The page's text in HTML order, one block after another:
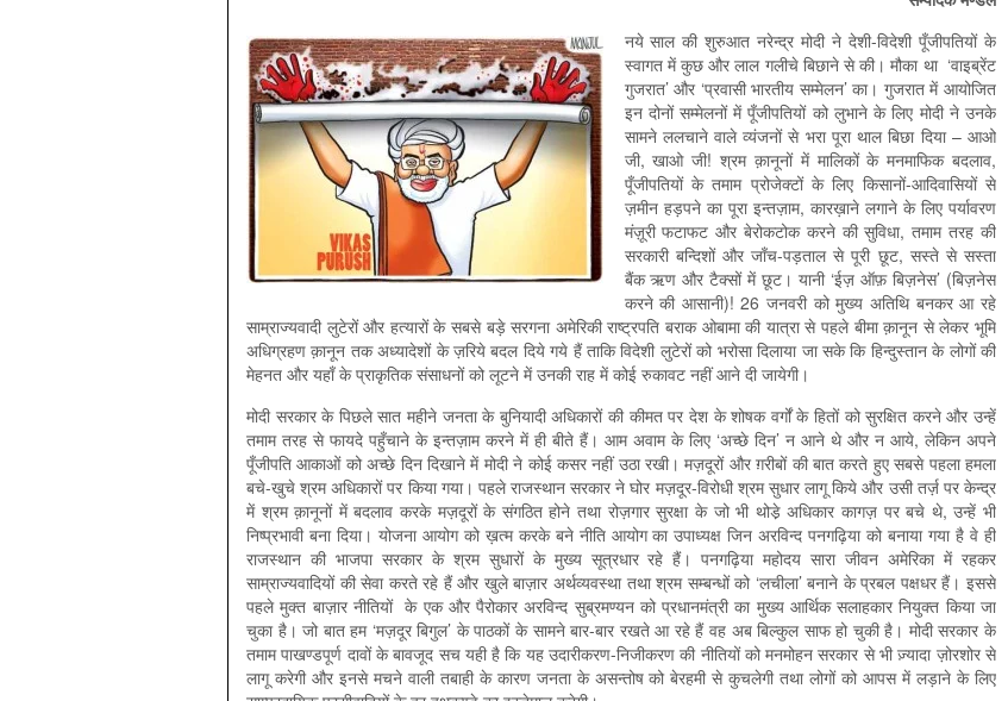
नये साल की शुरुआत नरेन्द्र मोदी ने देशी-विदेशी पूँजीपतियों के
स्वागत में कुछ और लाल गलीचे बिछाने से की। मौका था ‘वाइब्रेंट
गुजरात’ और ‘प्रवासी भारतीय सम्मेलन’ का। गुजरात में आयोजित
इन दोनों सम्मेलनों में पूँजीपतियों को लुभाने के लिए मोदी ने उनके
सामने ललचाने वाले व्यंजनों से भरा पूरा थाल बिछा दिया – आओ
जी, खाओ जी! श्रम क़ानूनों में मालिकों के मनमाफिक बदलाव,
पूँजीपतियों के तमाम प्रोजेक्टों के लिए किसानों-आदिवासियों से
ज़मीन हड़पने का पूरा इन्तज़ाम, कारख़ाने लगाने के लिए पर्यावरण
मंज़ूरी फटाफट और बेरोकटोक करने की सुविधा, तमाम तरह की
सरकारी बन्दिशों और जाँच-पड़ताल से पूरी छूट, सस्ते से सस्ता
बैंक ऋण और टैक्सों में छूट। यानी ‘ईज़ ऑफ़ बिज़नेस’ (बिज़नेस
करने की आसानी)! 26 जनवरी को मुख्य अतिथि बनकर आ रहे
साम्राज्यवादी लुटेरों और हत्यारों के सबसे बड़े सरगना अमेरिकी राष्ट्रपति बराक ओबामा की यात्रा से पहले बीमा क़ानून से लेकर भूमि
अधिग्रहण क़ानून तक अध्यादेशों के ज़रिये बदल दिये गये हैं ताकि विदेशी लुटेरों को भरोसा दिलाया जा सके कि हिन्दुस्तान के लोगों की
मेहनत और यहाँ के प्राकृतिक संसाधनों को लूटने में उनकी राह में कोई रुकावट नहीं आने दी जायेगी।
मोदी सरकार के पिछले सात महीने जनता के बुनियादी अधिकारों की कीमत पर देश के शोषक वर्गों के हितों को सुरक्षित करने और उन्हें
तमाम तरह से फायदे पहुँचाने के इन्तज़ाम करने में ही बीते हैं। आम अवाम के लिए ‘अच्छे दिन’ न आने थे और न आये, लेकिन अपने
पूँजीपति आकाओं को अच्छे दिन दिखाने में मोदी ने कोई कसर नहीं उठा रखी। मज़दूरों और ग़रीबों की बात करते हुए सबसे पहला हमला
बचे-खुचे श्रम अधिकारों पर किया गया। पहले राजस्थान सरकार ने घोर मज़दूर-विरोधी श्रम सुधार लागू किये और उसी तर्ज़ पर केन्द्र
में श्रम क़ानूनों में बदलाव करके मज़दूरों के संगठित होने तथा रोज़गार सुरक्षा के जो भी थोडे़ अधिकार कागज़ पर बचे थे, उन्हें भी
निष्प्रभावी बना दिया। योजना आयोग को ख़त्म करके बने नीति आयोग का उपाध्यक्ष जिन अरविन्द पनगढ़िया को बनाया गया है वे ही
राजस्थान की भाजपा सरकार के श्रम सुधारों के मुख्य सूत्रधार रहे हैं। पनगढ़िया महोदय सारा जीवन अमेरिका में रहकर
साम्राज्यवादियों की सेवा करते रहे हैं और खुले बाज़ार अर्थव्यवस्था तथा श्रम सम्बन्धों को ‘लचीला’ बनाने के प्रबल पक्षधर हैं। इससे
पहले मुक्त बाज़ार नीतियों के एक और पैरोकार अरविन्द सुब्रमण्यन को प्रधानमंत्री का मुख्य आर्थिक सलाहकार नियुक्त किया जा
चुका है। जो बात हम ‘मज़दूर बिगुल’ के पाठकों के सामने बार-बार रखते आ रहे हैं वह अब बिल्कुल साफ हो चुकी है। मोदी सरकार के
तमाम पाखण्डपूर्ण दावों के बावजूद सच यही है कि यह उदारीकरण-निजीकरण की नीतियों को मनमोहन सरकार से भी ज़्यादा ज़ोरशोर से
लागू करेगी और इनसे मचने वाली तबाही के कारण जनता के असन्तोष को बेरहमी से कुचलेगी तथा लोगों को आपस में लड़ाने के लिए